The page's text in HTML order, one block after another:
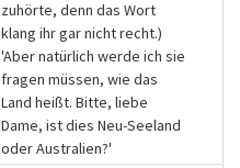
zuhörte, denn das Wort
klang ihr gar nicht recht.)
'Aber natürlich werde ich sie
fragen müssen, wie das
Land heißt. Bitte, liebe
Dame, ist dies Neu-Seeland
oder Australien?'